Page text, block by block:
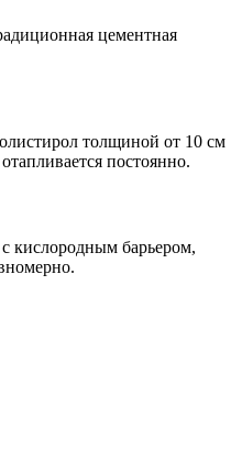
цементная
толщиной от 10 см
постоянно.
кислородным барьером,